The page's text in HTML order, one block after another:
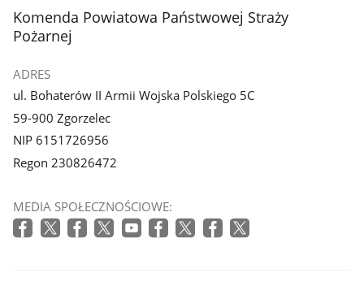
galerii.
stopka
Komenda Powiatowa Państwowej Straży
Pożarnej
ADRES
ul. Bohaterów II Armii Wojska Polskiego 5C
59-900 Zgorzelec
NIP 6151726956
Regon 230826472
MEDIA SPOŁECZNOŚCIOWE: